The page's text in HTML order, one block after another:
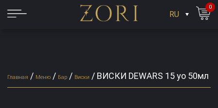
RU
0
Главная / Меню / Бар / Виски / ВИСКИ DEWARS 15 yo 50мл